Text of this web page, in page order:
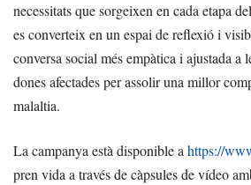
necessitats que sorgeixen en cada etapa
es converteix en un espai de reflexió i
conversa social més empàtica i ajustada a
dones afectades per assolir una millor
malaltia.
La campanya està disponible a https://
pren vida a través de càpsules de vídeo